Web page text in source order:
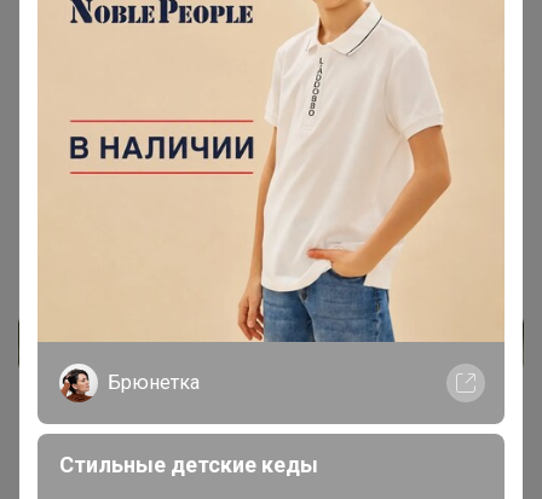
Брюнетка
Стильные детские кеды